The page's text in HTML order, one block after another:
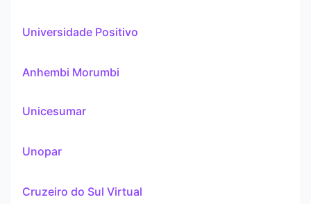
Universidade Positivo
Anhembi Morumbi
Unicesumar
Unopar
Cruzeiro do Sul Virtual